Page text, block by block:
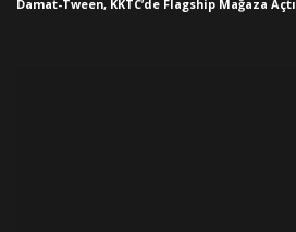
Damat-Tween, KKTC’de Flagship Mağaza Açtı